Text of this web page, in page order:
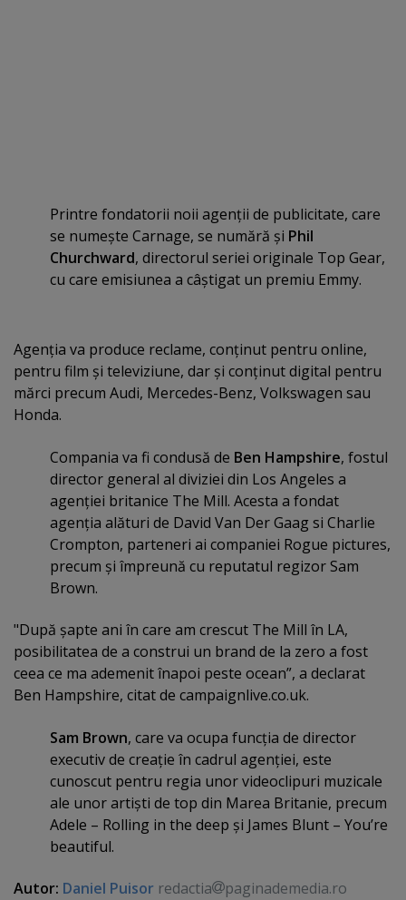
Printre fondatorii noii agenţii de publicitate, care
se numeşte Carnage, se numără şi Phil
Churchward, directorul seriei originale Top Gear,
cu care emisiunea a câştigat un premiu Emmy.
Agenţia va produce reclame, conţinut pentru online,
pentru film şi televiziune, dar şi conţinut digital pentru
mărci precum Audi, Mercedes-Benz, Volkswagen sau
Honda.
Compania va fi condusă de Ben Hampshire, fostul
director general al diviziei din Los Angeles a
agenţiei britanice The Mill. Acesta a fondat
agenţia alături de David Van Der Gaag si Charlie
Crompton, parteneri ai companiei Rogue pictures,
precum şi împreună cu reputatul regizor Sam
Brown.
"După şapte ani în care am crescut The Mill în LA,
posibilitatea de a construi un brand de la zero a fost
ceea ce ma ademenit înapoi peste ocean”, a declarat
Ben Hampshire, citat de campaignlive.co.uk.
Sam Brown, care va ocupa funcţia de director
executiv de creaţie în cadrul agenţiei, este
cunoscut pentru regia unor videoclipuri muzicale
ale unor artişti de top din Marea Britanie, precum
Adele – Rolling in the deep şi James Blunt – You’re
beautiful.
Autor: Daniel Puisor redactia paginademedia.ro